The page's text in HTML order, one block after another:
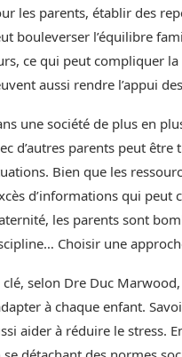
les parents, établir des
bouleverser l’équilibre
ce qui peut compliquer
aussi rendre l’appui
une société de plus en
d’autres parents peut
Bien que les
d’informations qui
les parents sont
Choisir une
clé, selon Dre Duc
à chaque enfant.
aider à réduire le stress.